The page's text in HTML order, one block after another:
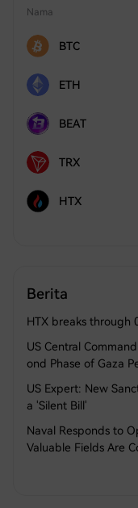
Nama
BTC
ETH
BEAT
TRX
HTX
Berita
HTX breaks through
US Central
ond Phase of Gaza
US Expert: New
a 'Silent Bill'
Naval Responds to
Valuable Fields Are